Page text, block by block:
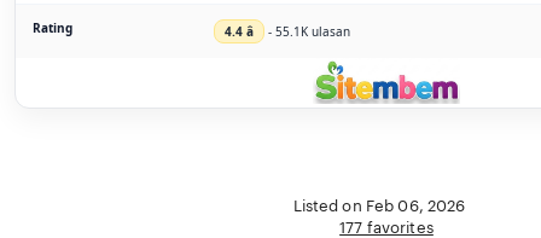
Rating 4.4 â­ - 55.1K ulasan
Listed on Feb 06, 2026
177 favorites